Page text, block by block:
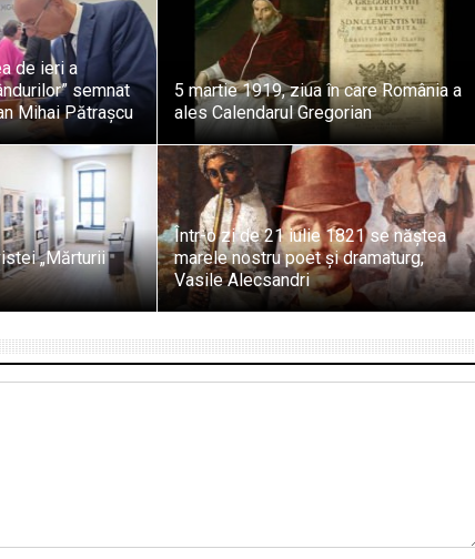
de ieri a
semnat
Mihai Pătrașcu
5 martie 1919, ziua în care România a
ales Calendarul Gregorian
„Mărturii
Într-o zi de 21 iulie 1821 se năștea
marele nostru poet și dramaturg,
Vasile Alecsandri